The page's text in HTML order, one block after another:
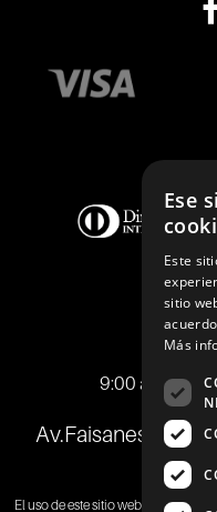
Telf.:
9:00 am a
Av.Faisanes 420 ,
El uso de este sitio web implica la
Ese
Este
sitio
Más